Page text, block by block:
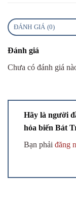
ĐÁNH GIÁ (0)
Đánh giá
Chưa có đánh giá
Hãy là người
hỏa biến Bát
Bạn phải đăng